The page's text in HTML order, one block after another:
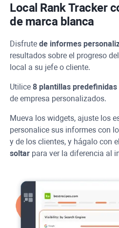
Local Rank Tracker
de marca blanca
Disfrute de informes
resultados sobre el progreso
local a su jefe o cliente.
Utilice 8 plantillas predefinidas
de empresa personalizados.
Mueva los widgets, ajuste los
personalice sus informes con
y de los clientes, y hágalo con el
soltar para ver la diferencia al